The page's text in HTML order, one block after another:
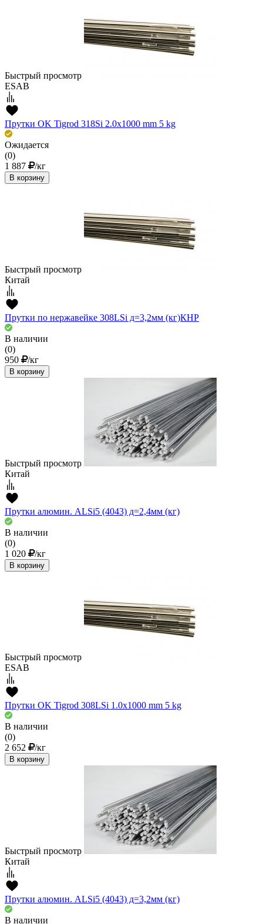
Быстрый просмотр
ESAB
Прутки OK Tigrod 318Si 2.0x1000 mm 5 kg
Ожидается
(0)
1 887
/кг
В корзину
Быстрый просмотр
Китай
Прутки по нержавейке 308LSi д=3,2мм (кг)КНР
В наличии
(0)
950
/кг
В корзину
Быстрый просмотр
Китай
Прутки алюмин. ALSi5 (4043) д=2,4мм (кг)
В наличии
(0)
1 020
/кг
В корзину
Быстрый просмотр
ESAB
Прутки OK Tigrod 308LSi 1.0x1000 mm 5 kg
В наличии
(0)
2 652
/кг
В корзину
Быстрый просмотр
Китай
Прутки алюмин. ALSi5 (4043) д=3,2мм (кг)
В наличии